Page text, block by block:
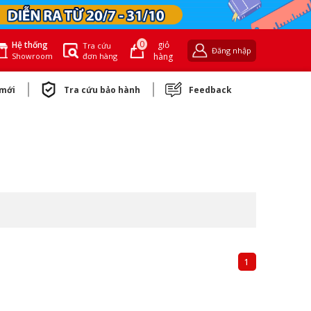
Hệ thống
Showroom
Tra cứu
đơn hàng
0
giỏ
hàng
Đăng nhập
Tra cứu bảo hành Feedback
1